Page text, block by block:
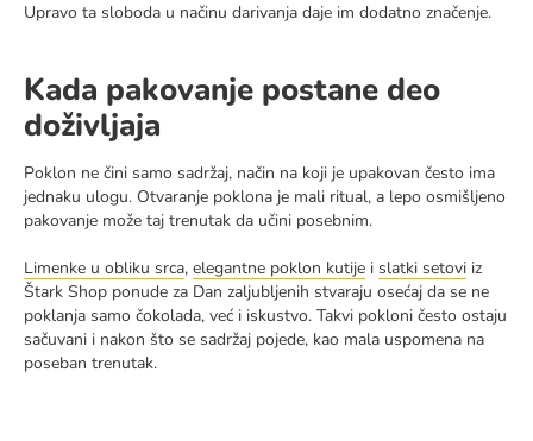
Upravo ta sloboda u načinu darivanja daje im dodatno značenje.
Kada pakovanje postane deo
doživljaja
Poklon ne čini samo sadržaj, način na koji je upakovan često ima
jednaku ulogu. Otvaranje poklona je mali ritual, a lepo osmišljeno
pakovanje može taj trenutak da učini posebnim.
Limenke u obliku srca, elegantne poklon kutije i slatki setovi iz
Štark Shop ponude za Dan zaljubljenih stvaraju osećaj da se ne
poklanja samo čokolada, već i iskustvo. Takvi pokloni često ostaju
sačuvani i nakon što se sadržaj pojede, kao mala uspomena na
poseban trenutak.